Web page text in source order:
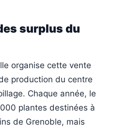
surplus du
organise cette vente
production du centre
Chaque année, le
plantes destinées à
de Grenoble, mais